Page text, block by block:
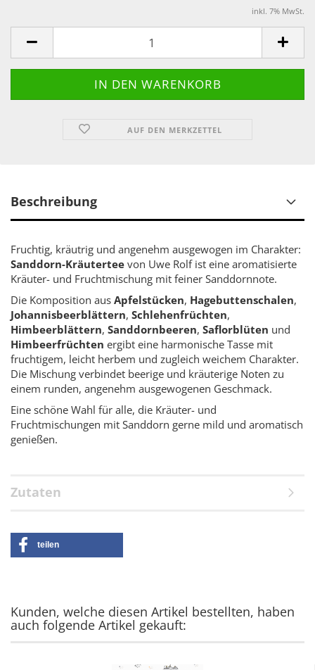
inkl. 7% MwSt.
AUF DEN MERKZETTEL
Beschreibung
Fruchtig, kräutrig und angenehm ausgewogen im Charakter:
Sanddorn-Kräutertee von Uwe Rolf ist eine aromatisierte
Kräuter- und Fruchtmischung mit feiner Sanddornnote.
Die Komposition aus Apfelstücken, Hagebuttenschalen,
Johannisbeerblättern, Schlehenfrüchten,
Himbeerblättern, Sanddornbeeren, Saflorblüten und
Himbeerfrüchten ergibt eine harmonische Tasse mit
fruchtigem, leicht herbem und zugleich weichem Charakter.
Die Mischung verbindet beerige und kräuterige Noten zu
einem runden, angenehm ausgewogenen Geschmack.
Eine schöne Wahl für alle, die Kräuter- und
Fruchtmischungen mit Sanddorn gerne mild und aromatisch
genießen.
Zutaten
teilen
Kunden, welche diesen Artikel bestellten, haben
auch folgende Artikel gekauft: